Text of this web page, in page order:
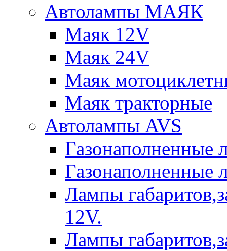
Автолампы МАЯК
Маяк 12V
Маяк 24V
Маяк
Маяк тракторные
Автолампы AVS
Газонаполненные
Газонаполненные
Лампы
12V.
Лампы